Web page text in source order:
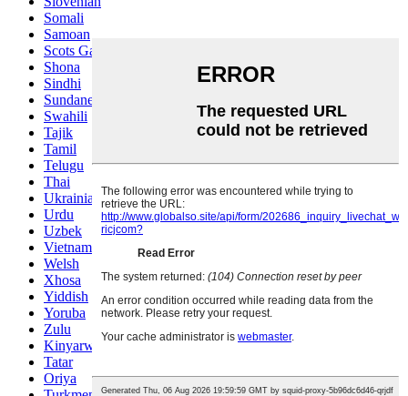
Somali
Samoan
Scots Gaelic
Shona
Sindhi
Sundanese
Swahili
Tajik
Tamil
Telugu
Thai
Ukrainian
Urdu
Uzbek
Vietnamese
Welsh
Xhosa
Yiddish
Yoruba
Zulu
Kinyarwanda
Tatar
Oriya